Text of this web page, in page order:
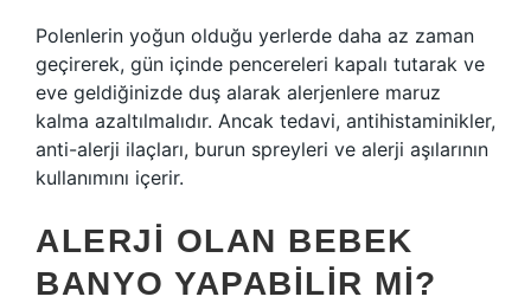
Polenlerin yoğun olduğu yerlerde daha az zaman
geçirerek, gün içinde pencereleri kapalı tutarak ve
eve geldiğinizde duş alarak alerjenlere maruz
kalma azaltılmalıdır. Ancak tedavi, antihistaminikler,
anti-alerji ilaçları, burun spreyleri ve alerji aşılarının
kullanımını içerir.
ALERJI OLAN BEBEK
BANYO YAPABILIR MI?